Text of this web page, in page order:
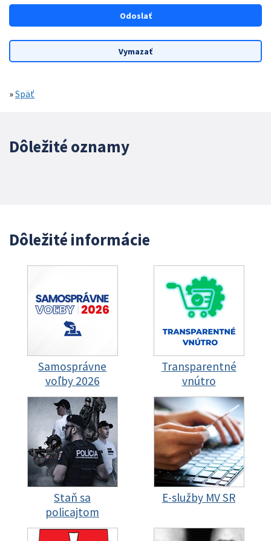
»Späť
Dôležité oznamy
Dôležité informácie
Samosprávne
voľby 2026
Transparentné
vnútro
Staň sa
policajtom
E-služby MV SR